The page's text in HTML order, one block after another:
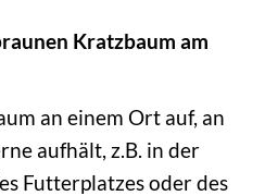
Kratzbaum am
an einem Ort auf, an
aufhält, z.B. in der
Futterplatzes oder des